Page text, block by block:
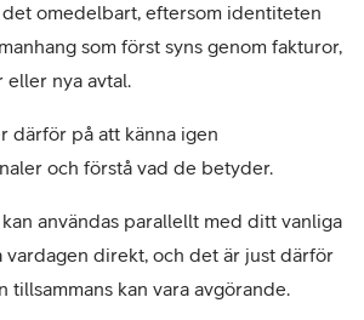
omedelbart, eftersom identiteten
som först syns genom fakturor,
nya avtal.
därför på att känna igen
och förstå vad de betyder.
användas parallellt med ditt vanliga
vardagen direkt, och det är just därför
tillsammans kan vara avgörande.